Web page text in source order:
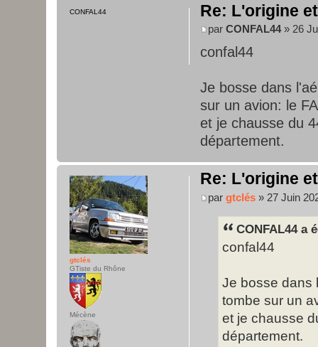
Re: L'origine
par CONFAL44» 26
confal44
Je bosse dans
sur un avion: le
et je chausse du
département.
CONFAL44
Re: L'origine
par gtclés » 27 Juin
CONFAL44 a
confal44
Je bosse dans
tombe sur un
et je chausse
département.
gtclés
GTiste du Rhône
Mécène